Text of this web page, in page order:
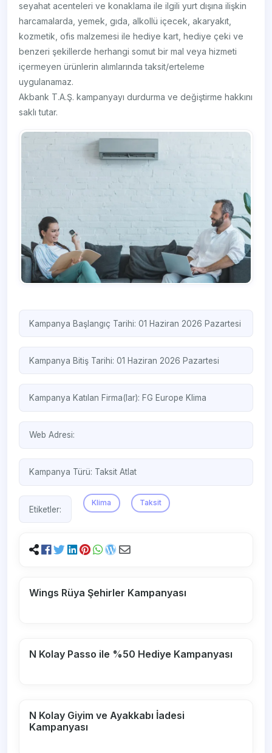
seyahat acenteleri ve konaklama ile ilgili yurt dışına ilişkin
harcamalarda, yemek, gıda, alkollü içecek, akaryakıt,
kozmetik, ofis malzemesi ile hediye kart, hediye çeki ve
benzeri şekillerde herhangi somut bir mal veya hizmeti
içermeyen ürünlerin alımlarında taksit/erteleme
uygulanamaz.
Akbank T.A.Ş. kampanyayı durdurma ve değiştirme hakkını
saklı tutar.
Kampanya Başlangıç Tarihi: 01 Haziran 2026 Pazartesi
Kampanya Bitiş Tarihi: 01 Haziran 2026 Pazartesi
Kampanya Katılan Firma(lar): FG Europe Klima
Web Adresi:
Kampanya Türü: Taksit Atlat
Etiketler:
Klima Taksit
Wings Rüya Şehirler Kampanyası
N Kolay Passo ile %50 Hediye Kampanyası
N Kolay Giyim ve Ayakkabı İadesi
Kampanyası